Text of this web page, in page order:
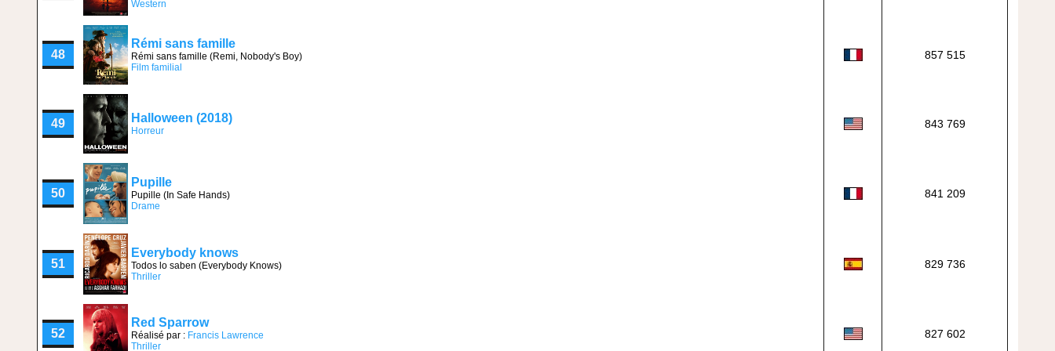
Western
48
Rémi sans famille
Rémi sans famille (Remi, Nobody's Boy)
Film familial
857 515
49 Halloween (2018)
Horreur
843 769
50
Pupille
Pupille (In Safe Hands)
Drame
841 209
51
Everybody knows
Todos lo saben (Everybody Knows)
Thriller
829 736
52
Red Sparrow
Réalisé par : Francis Lawrence
Thriller
827 602